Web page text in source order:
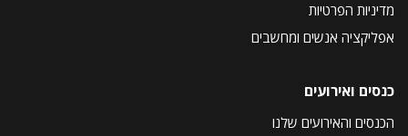
מדיניות הפרטיות
אפליקציה אנשים ומחשבים
כנסים ואירועים
הכנסים והאירועים שלנו